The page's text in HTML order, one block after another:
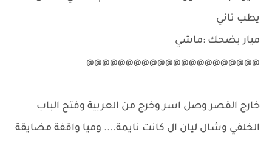
يطب تاني
ميار بضحك :ماشي
@@@@@@@@@@@@@@@@@@@@@@
خارج القصر وصل اسر وخرج من العربية وفتح الباب
الخلفي وشال ليان ال كانت نايمة.... وميا واقفة مضايقة